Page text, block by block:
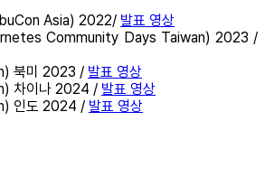
Asia) 2022/ 발표 영상
Community Days Taiwan) 2023 /
북미 2023 / 발표 영상
차이나 2024 / 발표 영상
인도 2024 / 발표 영상